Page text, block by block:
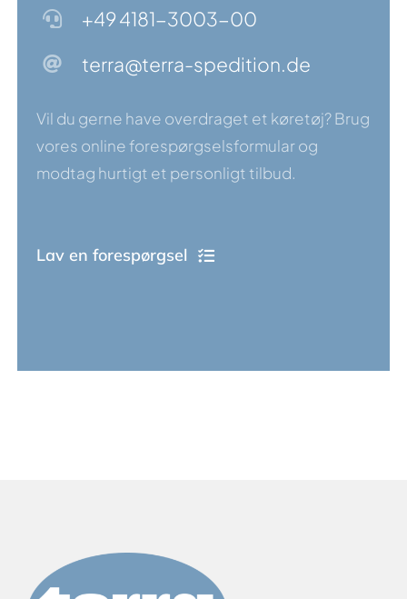
+49 4181-3003-00
terra@terra-spedition.de
Vil du gerne have overdraget et køretøj? Brug
vores online forespørgselsformular og
modtag hurtigt et personligt tilbud.
Lav en forespørgsel